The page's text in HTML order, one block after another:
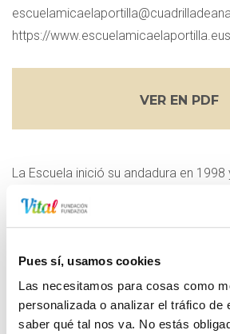
Pues sí, usamos cookies
Las necesitamos para cosas como
personalizada o analizar el tráfico de
saber qué tal nos va. No estás
https://
VER EN PDF
La Escuela inició su andadura en
jóvenes desemplead@s y en riesgo de
formación y adquieren Certificados de
Pasiajísitica.
Cada itinerario formativo consta de 2